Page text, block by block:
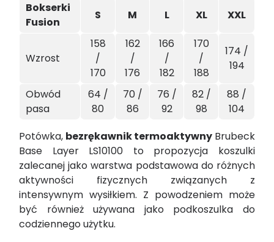
Bokserki
Fusion
S M L XL XXL
Wzrost
158
/
170
162
/
176
166
/
182
170
/
188
174 /
194
Obwód
pasa
64 /
80
70 /
86
76 /
92
82 /
98
88 /
104
Potówka, bezrękawnik termoaktywny Brubeck
Base Layer LS10100 to propozycja koszulki
zalecanej jako warstwa podstawowa do różnych
aktywności fizycznych związanych z
intensywnym wysiłkiem. Z powodzeniem może
być również używana jako podkoszulka do
codziennego użytku.